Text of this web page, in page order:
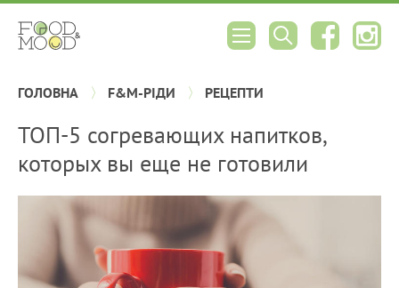
ГОЛОВНА F&M-РІДИ РЕЦЕПТИ
ТОП-5 согревающих напитков,
которых вы еще не готовили